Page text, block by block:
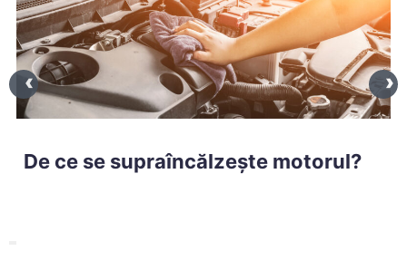
De ce se supraîncălzește motorul?